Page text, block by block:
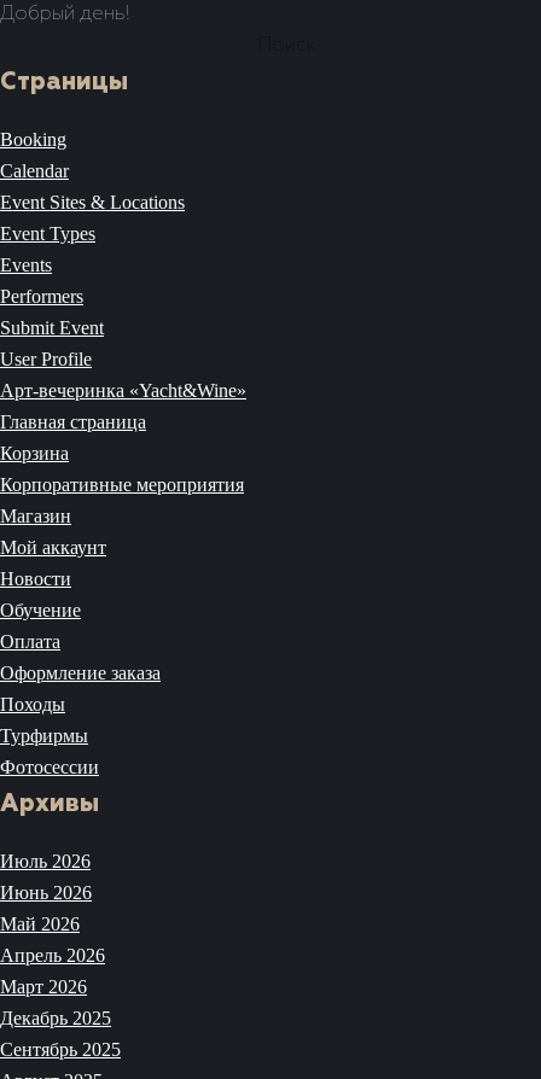
Добрый день!
Страницы
Booking
Calendar
Event Sites & Locations
Event Types
Events
Performers
Submit Event
User Profile
Арт-вечеринка «Yacht&Wine»
Главная страница
Корзина
Корпоративные мероприятия
Магазин
Мой аккаунт
Новости
Обучение
Оплата
Оформление заказа
Походы
Турфирмы
Фотосессии
Архивы
Июль 2026
Июнь 2026
Май 2026
Апрель 2026
Март 2026
Декабрь 2025
Сентябрь 2025